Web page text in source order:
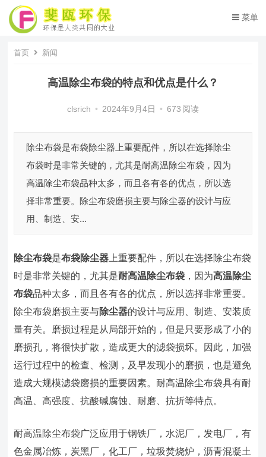
菜单
首页 新闻
高温除尘布袋的特点和优点是什么？
clsrich • 2024年9月4日 • 673 阅读
除尘布袋是布袋除尘器上重要配件，所以在选择除尘
布袋时是非常关键的，尤其是耐高温除尘布袋，因为
高温除尘布袋品种太多，而且各有各的优点，所以选
择非常重要。除尘布袋磨损主要与除尘器的设计与应
用、制造、安...
除尘布袋是布袋除尘器 上重要配件，所以在选择除尘布袋
时是非常关键的，尤其是耐高温除尘布袋 ，因为高温除尘
布袋品种太多，而且各有各的优点，所以选择非常重要。
除尘布袋磨损主要与除尘器的设计与应用、制造、安装质
量有关。磨损过程是从局部开始的，但是只要形成了小的
磨损孔，将很快扩散，造成更大的滤袋损坏。因此，加强
运行过程中的检查、检测，及早发现小的磨损，也是避免
造成大规模滤袋磨损的重要因素。耐高温除尘布袋具有耐
高温、高强度、抗酸碱腐蚀、耐磨、抗折等特点。
耐高温除尘布袋广泛应用于钢铁厂，水泥厂，发电厂，有
色金属冶炼，炭黑厂，化工厂，垃圾焚烧炉，沥青混凝土